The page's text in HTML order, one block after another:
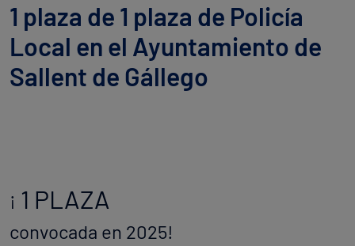
1 plaza de 1 plaza de Policía
Local en el Ayuntamiento de
Sallent de Gállego
¡ 1 PLAZA
convocada en 2025!